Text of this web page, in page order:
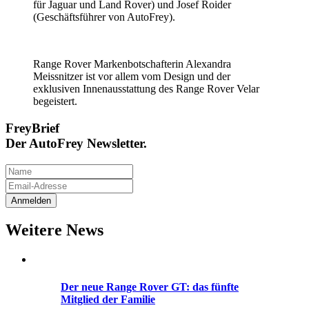
für Jaguar und Land Rover) und Josef Roider
(Geschäftsführer von AutoFrey).
Range Rover Markenbotschafterin Alexandra
Meissnitzer ist vor allem vom Design und der
exklusiven Innenausstattung des Range Rover Velar
begeistert.
FreyBrief
Der AutoFrey Newsletter.
Weitere News
Der neue Range Rover GT: das fünfte
Mitglied der Familie